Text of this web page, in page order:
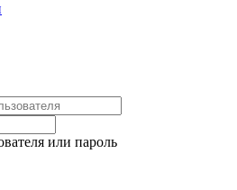
или пароль